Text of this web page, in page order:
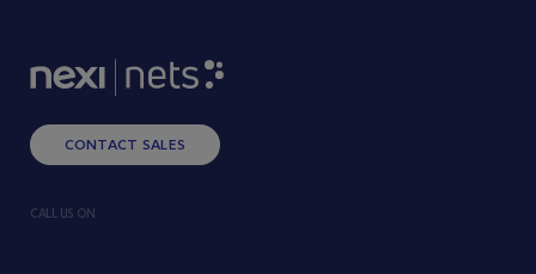
CONTACT SALES
CALL US ON